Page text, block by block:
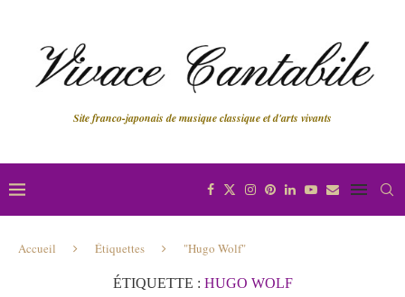
Site franco-japonais de musique classique et d'arts vivants
Accueil Étiquettes "Hugo Wolf"
ÉTIQUETTE : HUGO WOLF